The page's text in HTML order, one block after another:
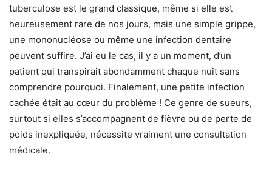
tuberculose est le grand classique, même si elle est
heureusement rare de nos jours, mais une simple grippe,
une mononucléose ou même une infection dentaire
peuvent suffire. J’ai eu le cas, il y a un moment, d’un
patient qui transpirait abondamment chaque nuit sans
comprendre pourquoi. Finalement, une petite infection
cachée était au cœur du problème ! Ce genre de sueurs,
surtout si elles s’accompagnent de fièvre ou de perte de
poids inexpliquée, nécessite vraiment une consultation
médicale.